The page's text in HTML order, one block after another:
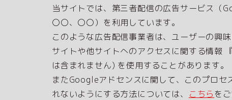
当サイトでは、第三者配信の広告サービス（
〇〇、〇〇）を利用しています。
このような広告配信事業者は、ユーザーの興
サイトや他サイトへのアクセスに関する情報
は含まれません) を使用することがあります。
またGoogleアドセンスに関して、このプロ
れないようにする方法については、 こちらを